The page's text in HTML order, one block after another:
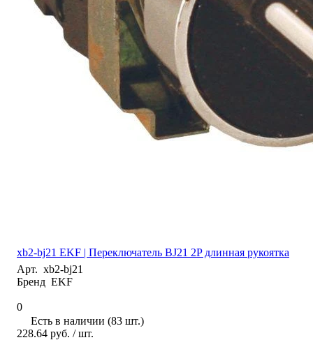
xb2-bj21 EKF | Переключатель BJ21 2P длинная рукоятка
Арт. xb2-bj21
Бренд EKF
0
Есть в наличии (83 шт.)
228.64 руб. / шт.